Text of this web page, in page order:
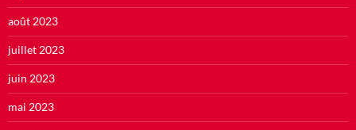
août 2023
juillet 2023
juin 2023
mai 2023